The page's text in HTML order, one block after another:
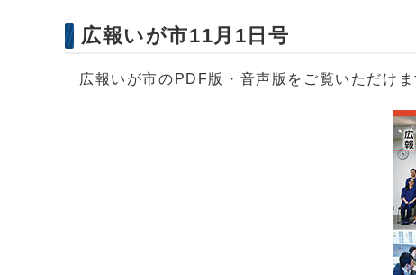
広報いが市11月1日号
広報いが市のPDF版・音声版をご覧いただけま